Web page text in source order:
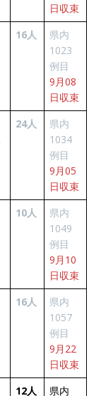
日収束
16人
県内
1023
例目
9月08
日収束
24人
県内
1034
例目
9月05
日収束
10人
県内
1049
例目
9月10
日収束
16人
県内
1057
例目
9月22
日収束
12人
県内